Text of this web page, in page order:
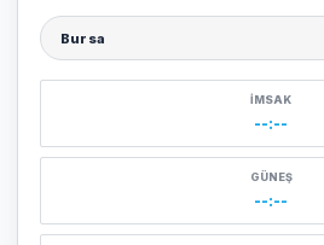
Şehir seçin
İMSAK
--:--
GÜNEŞ
--:--